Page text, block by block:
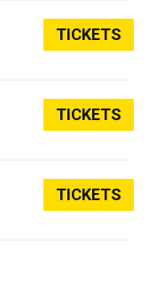
TICKETS
TICKETS
TICKETS